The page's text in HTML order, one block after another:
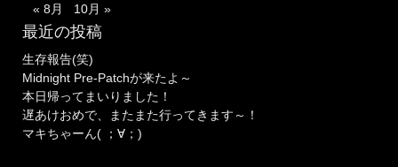
« 8月 10月 »
最近の投稿
生存報告(笑)
Midnight Pre-Patchが来たよ～
本日帰ってまいりました！
遅あけおめで、またまた行ってきます～！
マキちゃーん( ；∀；)